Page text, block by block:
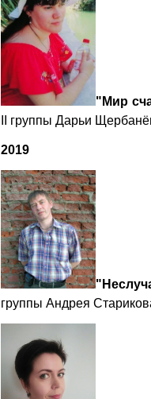
"Мир
II группы Дарьи
2019
группы Андрея